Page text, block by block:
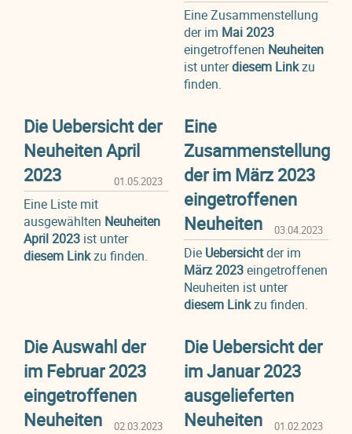
Eine Zusammenstellung
der im Mai 2023
eingetroffenen Neuheiten
ist unterdiesem Linkzu
finden.
Die Uebersicht der
Neuheiten April
2023
01.05.2023
Eine Liste mit
ausgewählten Neuheiten
April 2023 ist unter
diesem Linkzu finden.
Eine
Zusammenstellung
der im März 2023
eingetroffenen
Neuheiten
03.04.2023
Die Uebersichtder im
März 2023eingetroffenen
Neuheiten ist unter
diesem Linkzu finden.
Die Auswahl der
im Februar 2023
eingetroffenen
Neuheiten
02.03.2023
Die Uebersicht der
im Januar 2023
ausgelieferten
Neuheiten
01.02.2023